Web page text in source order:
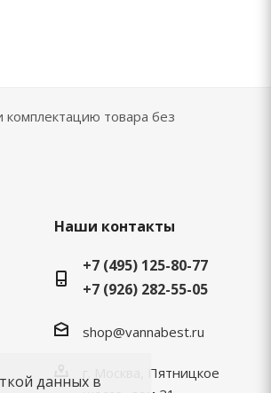
товара без
Наши контакты
+7 (495) 125-80-77
+7 (926) 282-55-05
shop@vannabest.ru
г. Москва, Пятницкое
данных в